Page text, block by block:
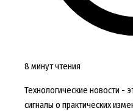
8 минут чтения
Технологические новости -
сигналы о практических